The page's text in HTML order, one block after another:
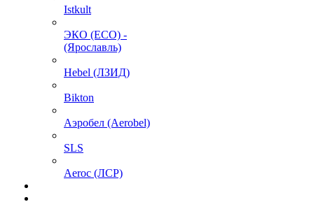
Istkult
ЭКО (ECO) -
(Ярославль)
Hebel (ЛЗИД)
Bikton
Аэробел (Aerobel)
SLS
Aeroc (ЛСР)